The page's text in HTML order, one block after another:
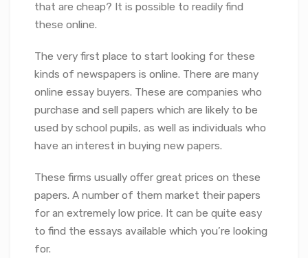
that are cheap? It is possible to readily find
these online.
The very first place to start looking for these
kinds of newspapers is online. There are many
online essay buyers. These are companies who
purchase and sell papers which are likely to be
used by school pupils, as well as individuals who
have an interest in buying new papers.
These firms usually offer great prices on these
papers. A number of them market their papers
for an extremely low price. It can be quite easy
to find the essays available which you’re looking
for.